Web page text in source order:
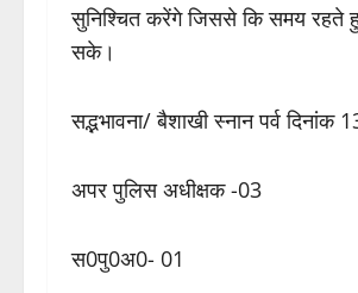
सुनिश्चित करेंगे जिससे कि समय रहते
सके।
सद्भभावना/ बैशाखी स्नान पर्व
अपर पुलिस अधीक्षक -03
स0पु0अ0- 01